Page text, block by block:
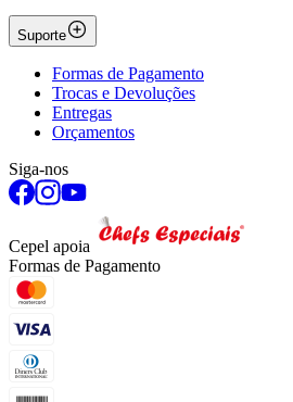
Suporte
Formas de Pagamento
Trocas e Devoluções
Entregas
Orçamentos
Siga-nos
Cepel apoia
Formas de Pagamento